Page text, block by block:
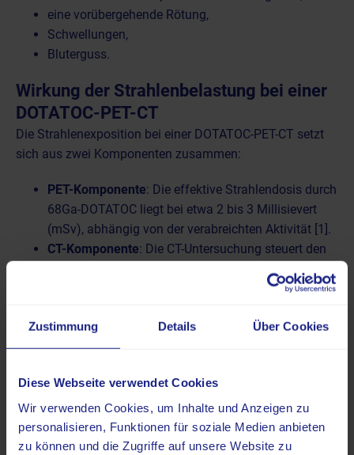
Zustimmung Details Über Cookies
Diese Webseite verwendet Cookies
Wir verwenden Cookies, um Inhalte und Anzeigen zu
personalisieren, Funktionen für soziale Medien anbieten
zu können und die Zugriffe auf unsere Website zu
eine vorübergehende Rötung,
Schwellungen,
Bluterguss.
Wirkung der Strahlenbelastung bei einer
DOTATOC-PET-CT
Die Strahlenexposition bei einer DOTATOC-PET-CT setzt
sich aus zwei Komponenten zusammen:
PET-Komponente: Die effektive Strahlendosis durch
68Ga-DOTATOC liegt bei etwa 2 bis 3 Millisievert
(mSv), abhängig von der verabreichten Aktivität [1].
CT-Komponente: Die CT-Untersuchung steuert den
größeren Anteil der Strahlenbelastung bei
. Diese
schwankt je nach verwendetem Protokoll und
Ganzkörper-CT
liegt sie regelmäßig zwischen 15
und 20 mSv. Durch moderne Low-Dose-Verfahren
kann diese Dosis inzwischen auf unter 10 mSv
gesenkt werden [3].
Kontrastmittel-bezogene